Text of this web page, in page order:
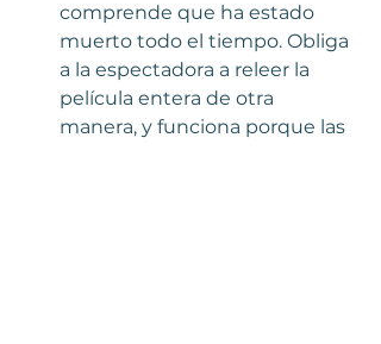
comprende que ha estado
muerto todo el tiempo. Obliga
a la espectadora a releer la
película entera de otra
manera, y funciona porque las